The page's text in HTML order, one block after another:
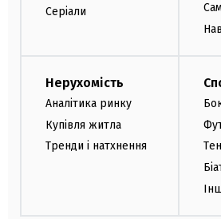
Серіали
Нерухомість
Аналітика ринку
Купівля житла
Тренди і натхнення